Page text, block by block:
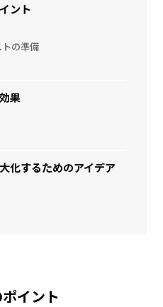
ント
の準備
果
化するためのアイデア
イント